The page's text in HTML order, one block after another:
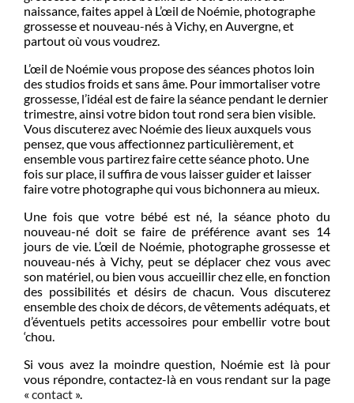
naissance, faites appel à L’œil de Noémie, photographe
grossesse et nouveau-nés à Vichy, en Auvergne, et
partout où vous voudrez.
L’œil de Noémie vous propose des séances photos loin
des studios froids et sans âme. Pour immortaliser votre
grossesse, l’idéal est de faire la séance pendant le dernier
trimestre, ainsi votre bidon tout rond sera bien visible.
Vous discuterez avec Noémie des lieux auxquels vous
pensez, que vous affectionnez particulièrement, et
ensemble vous partirez faire cette séance photo. Une
fois sur place, il suffira de vous laisser guider et laisser
faire votre photographe qui vous bichonnera au mieux.
Une fois que votre bébé est né, la séance photo du
nouveau-né doit se faire de préférence avant ses 14
jours de vie. L’œil de Noémie, photographe grossesse et
nouveau-nés à Vichy, peut se déplacer chez vous avec
son matériel, ou bien vous accueillir chez elle, en fonction
des possibilités et désirs de chacun. Vous discuterez
ensemble des choix de décors, de vêtements adéquats, et
d’éventuels petits accessoires pour embellir votre bout
‘chou.
Si vous avez la moindre question, Noémie est là pour
vous répondre, contactez-là en vous rendant sur la page
« contact ».